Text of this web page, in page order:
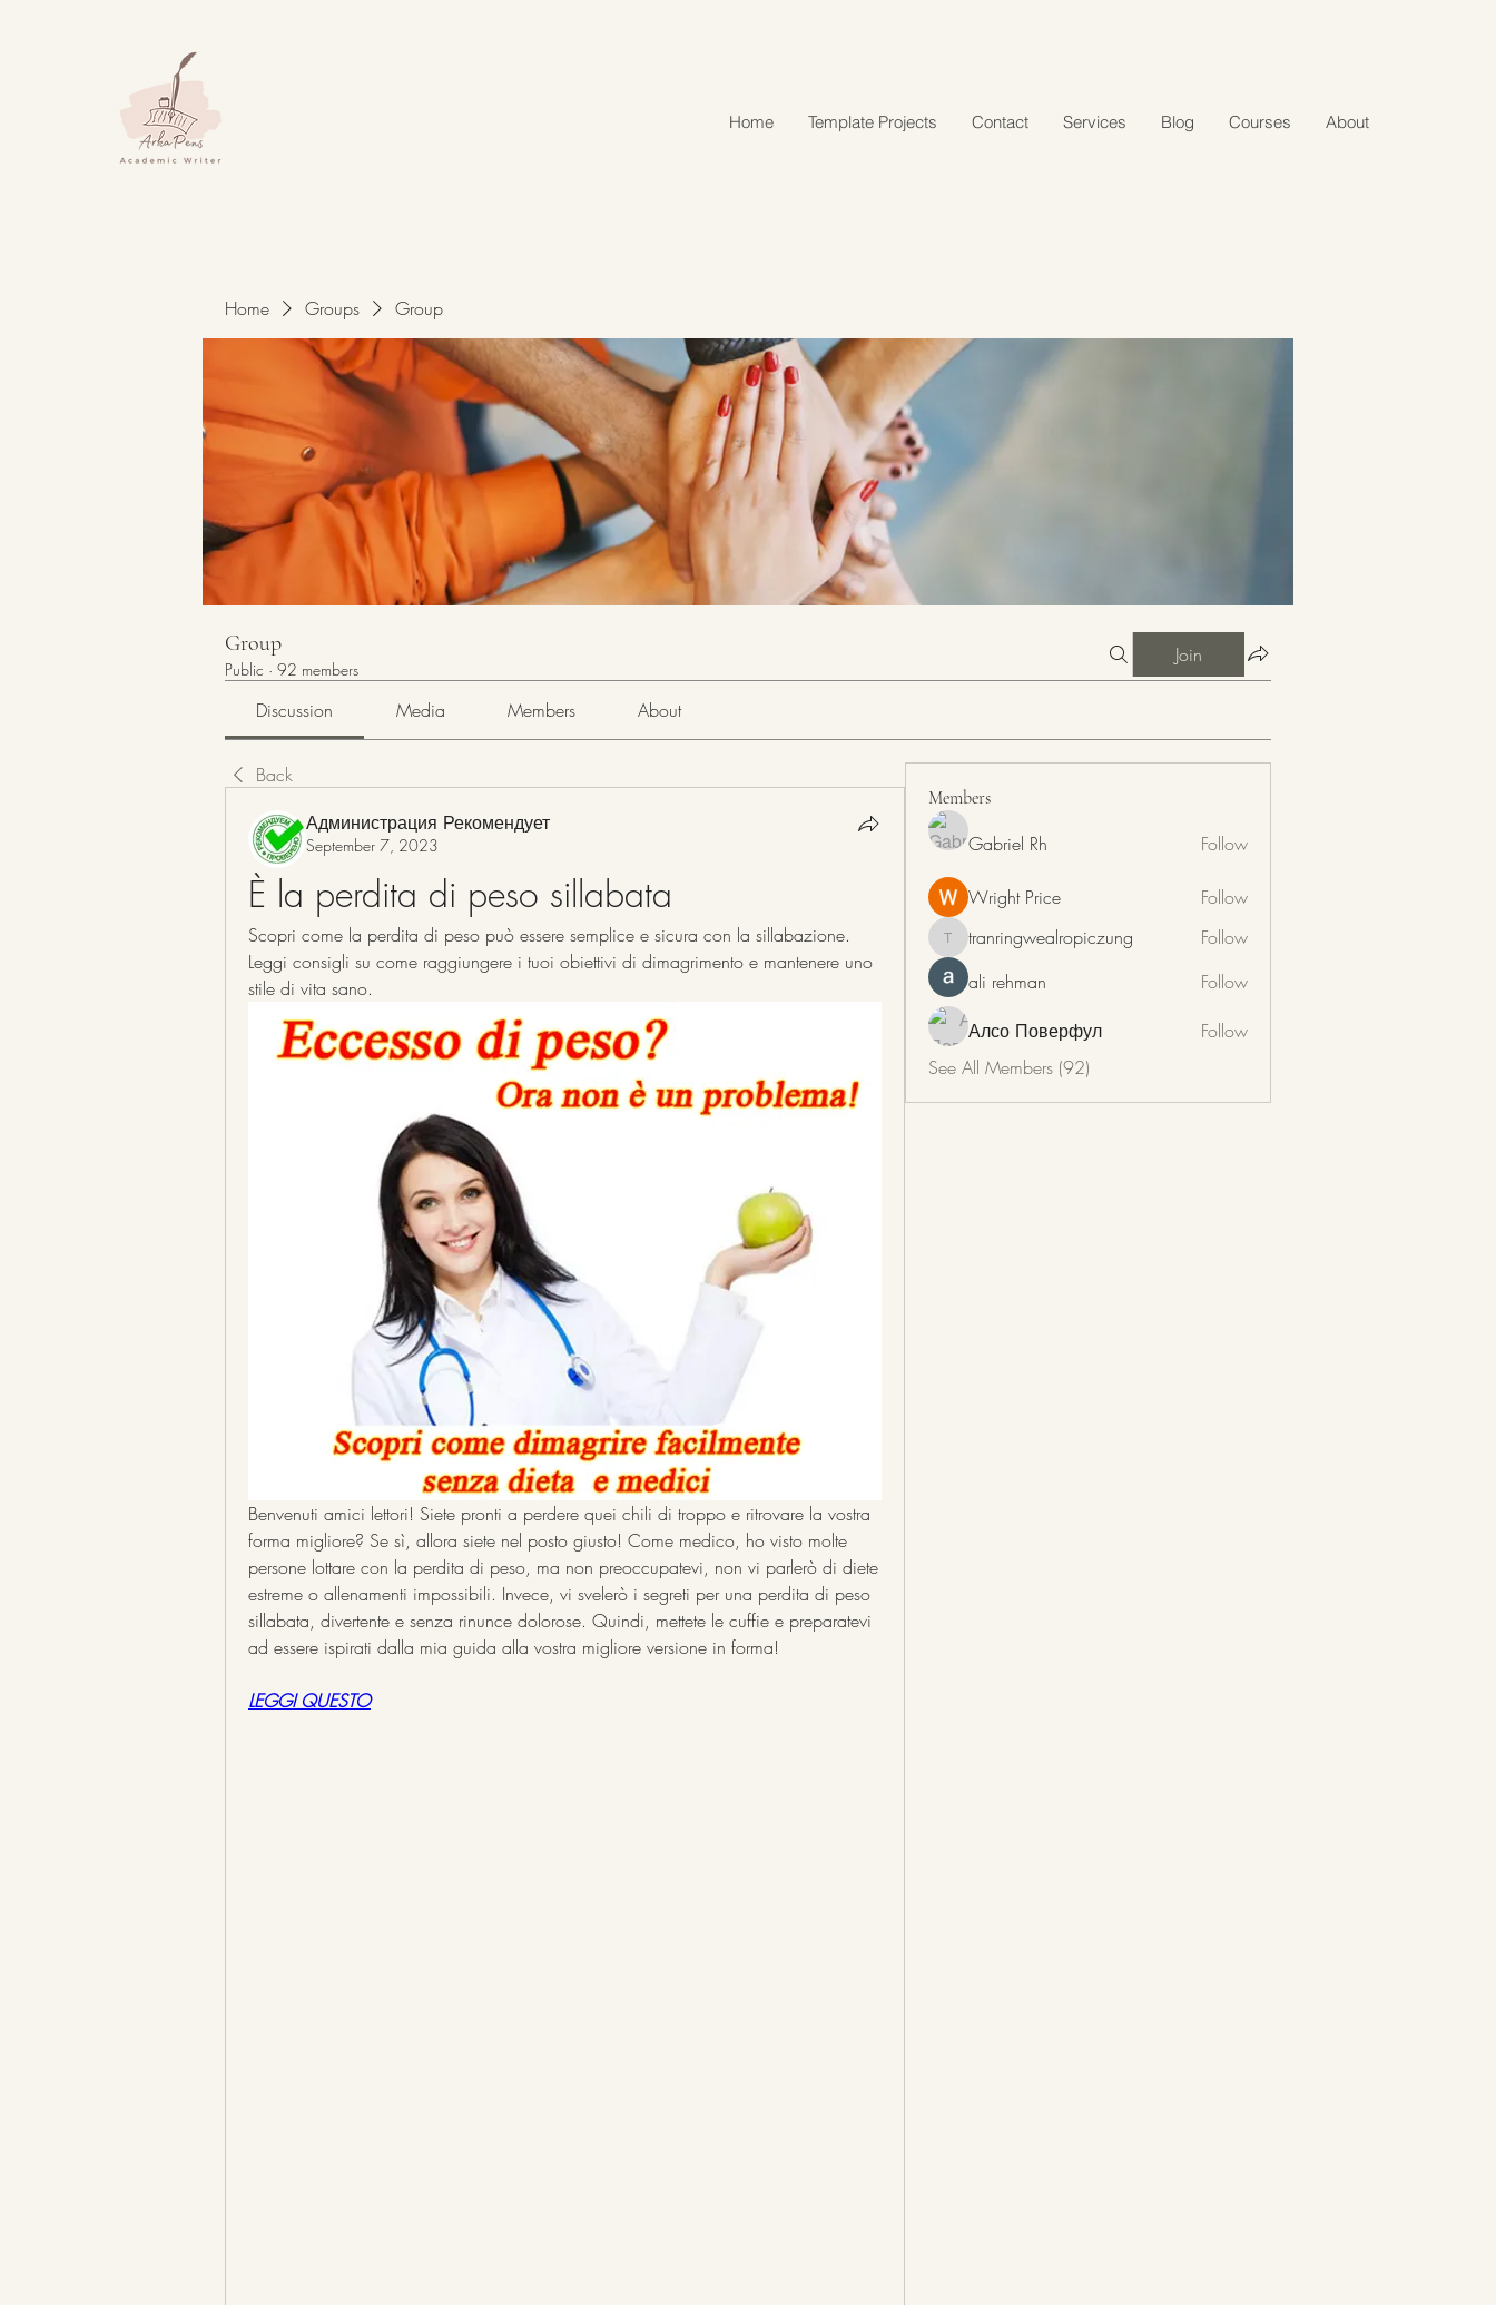
Home Template Projects Contact Services Blog Courses About
Home Groups Group
Group
Public · 92 members
Join
Discussion Media Members About
Back
Администрация Рекомендует
September 7, 2023
È la perdita di peso sillabata
Scopri come la perdita di peso può essere semplice e sicura con la sillabazione.
Leggi consigli su come raggiungere i tuoi obiettivi di dimagrimento e mantenere uno
stile di vita sano.
Benvenuti amici lettori! Siete pronti a perdere quei chili di troppo e ritrovare la vostra
forma migliore? Se sì, allora siete nel posto giusto! Come medico, ho visto molte
persone lottare con la perdita di peso, ma non preoccupatevi, non vi parlerò di diete
estreme o allenamenti impossibili. Invece, vi svelerò i segreti per una perdita di peso
sillabata, divertente e senza rinunce dolorose. Quindi, mettete le cuffie e preparatevi
ad essere ispirati dalla mia guida alla vostra migliore versione in forma!
LEGGI QUESTO
Members
Gabriel Rh Follow
Wright Price Follow
tranringwealropiczung
tranringwealropiczung
Follow
ali rehman
Follow
Алсо Поверфул
Follow
See All Members (92)